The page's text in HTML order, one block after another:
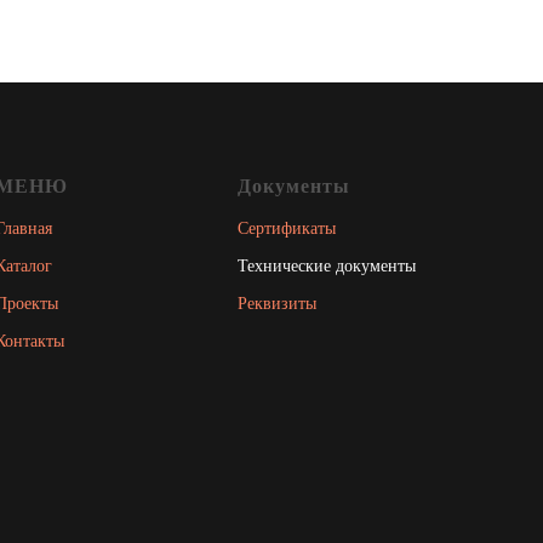
Документы
Сертификаты
Технические документы
Реквизиты